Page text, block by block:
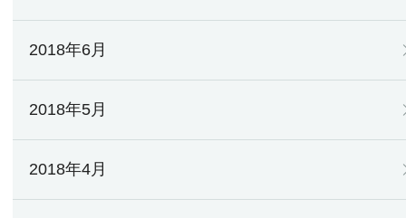
2018年6月
2018年5月
2018年4月